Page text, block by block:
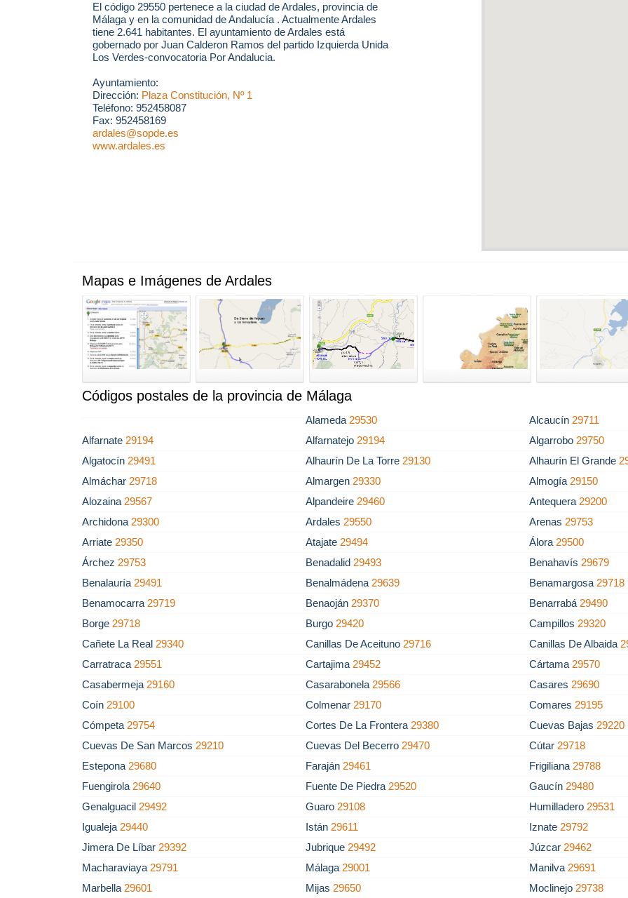
El código 29550 pertenece a la ciudad deArdales, provincia de
Málaga y en la comunidad de Andalucía . Actualmente Ardales
tiene 2.641 habitantes. El ayuntamiento de Ardales está
gobernado por Juan Calderon Ramos del partido Izquierda Unida
Los Verdes-convocatoria Por Andalucia.
Ayuntamiento:
Dirección: Plaza Constitución, Nº 1
Teléfono: 952458087
Fax: 952458169
ardales@sopde.es
www.ardales.es
Mapas e Imágenes de Ardales
Códigos postales de la provincia de Málaga
Alameda 29530 Alcaucín 29711
Alfarnate 29194 Alfarnatejo 29194 Algarrobo 29750
Algatocín 29491 Alhaurín De La Torre 29130 Alhaurín El Grande
Almáchar 29718 Almargen 29330 Almogía 29150
Alozaina 29567 Alpandeire 29460 Antequera 29200
Archidona 29300 Ardales 29550 Arenas 29753
Arriate 29350 Atajate 29494 Álora 29500
Árchez 29753 Benadalid 29493 Benahavís 29679
Benalauría 29491 Benalmádena 29639 Benamargosa 29718
Benamocarra 29719 Benaoján 29370 Benarrabá 29490
Borge 29718 Burgo 29420 Campillos 29320
Cañete La Real 29340 Canillas De Aceituno 29716 Canillas De Albaida
Carratraca 29551 Cartajima 29452 Cártama 29570
Casabermeja 29160 Casarabonela 29566 Casares 29690
Coín 29100 Colmenar 29170 Comares 29195
Cómpeta 29754 Cortes De La Frontera 29380 Cuevas Bajas 29220
Cuevas De San Marcos 29210 Cuevas Del Becerro 29470 Cútar 29718
Estepona 29680 Faraján 29461 Frigiliana 29788
Fuengirola 29640 Fuente De Piedra 29520 Gaucín 29480
Genalguacil 29492 Guaro 29108 Humilladero 29531
Igualeja 29440 Istán 29611 Iznate 29792
Jimera De Líbar 29392 Jubrique 29492 Júzcar 29462
Macharaviaya 29791 Málaga 29001 Manilva 29691
Marbella 29601 Mijas 29650 Moclinejo 29738